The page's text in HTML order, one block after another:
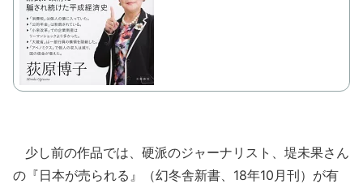
少し前の作品では、硬派のジャーナリスト、堤未果さん
の『日本が売られる』（幻冬舎新書、18年10月刊）が有